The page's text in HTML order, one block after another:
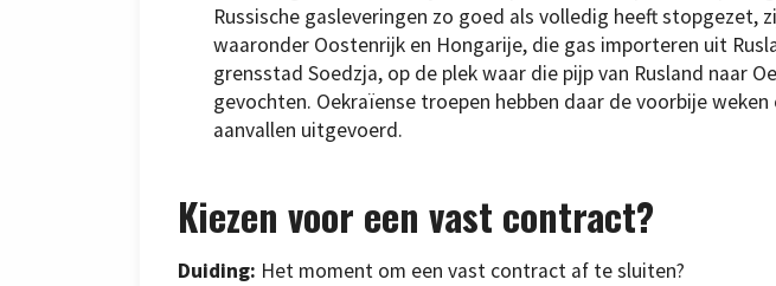
Russische gasleveringen zo goed als volledig heeft stopgezet,
waaronder Oostenrijk en Hongarije, die gas importeren uit
grensstad Soedzja, op de plek waar die pijp van Rusland naar
gevochten. Oekraïense troepen hebben daar de voorbije
aanvallen uitgevoerd.
Kiezen voor een vast contract?
Duiding: Het moment om een vast contract af te sluiten?